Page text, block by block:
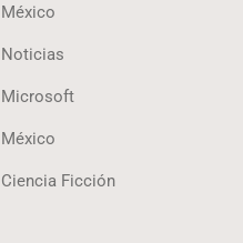
México
Noticias
Microsoft
México
Ciencia Ficción